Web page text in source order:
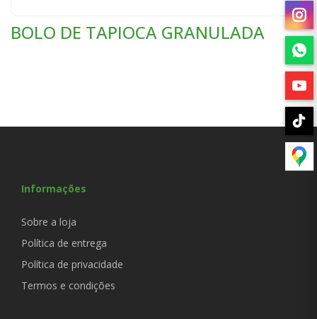
BOLO DE TAPIOCA GRANULADA
Informações
Sobre a loja
Política de entrega
Política de privacidade
Termos e condições